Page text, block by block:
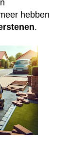
hebben
.